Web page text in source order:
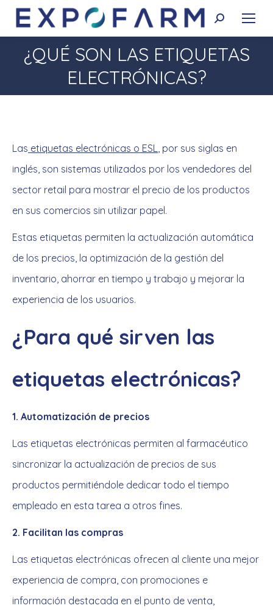
Buscar:
¿QUÉ SON LAS ETIQUETAS
ELECTRÓNICAS?
Estás aquí:
Las etiquetas electrónicas o ESL, por sus siglas en
inglés, son sistemas utilizados por los vendedores del
sector retail para mostrar el precio de los productos
en sus comercios sin utilizar papel.
Estas etiquetas permiten la actualización automática
de los precios, la optimización de la gestión del
inventario, ahorrar en tiempo y trabajo y mejorar la
experiencia de los usuarios.
¿Para qué sirven las
etiquetas electrónicas?
1. Automatización de precios
Las etiquetas electrónicas permiten al farmacéutico
sincronizar la actualización de precios de sus
productos permitiéndole dedicar todo el tiempo
empleado en esta tarea a otros fines.
2. Facilitan las compras
Las etiquetas electrónicas ofrecen al cliente una mejor
experiencia de compra, con promociones e
información destacada en el punto de venta,